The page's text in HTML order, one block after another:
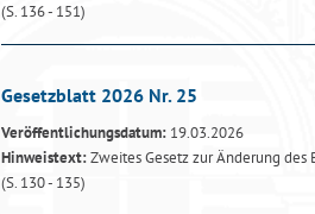
(S. 136 - 151)
Gesetzblatt 2026 Nr. 25
Veröffentlichungsdatum: 19.03.2026
Hinweistext:Zweites Gesetz zur Änderung
(S. 130 - 135)